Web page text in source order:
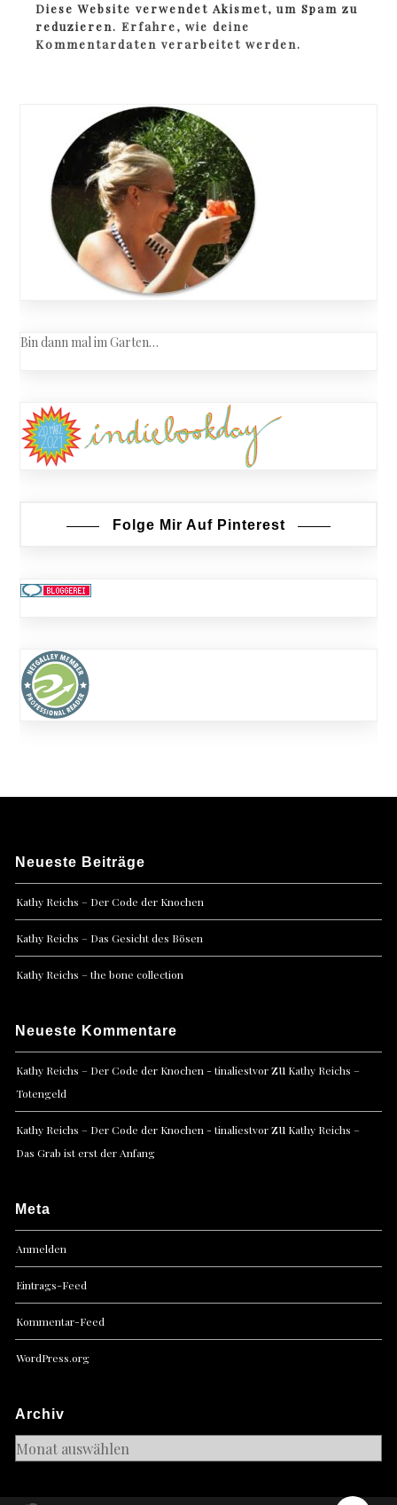
Diese Website verwendet Akismet, um Spam zu
reduzieren.Erfahre, wie deine
Kommentardaten verarbeitet werden.
Bin dann mal im Garten…
Folge Mir Auf Pinterest
Neueste Beiträge
Kathy Reichs – Der Code der Knochen
Kathy Reichs – Das Gesicht des Bösen
Kathy Reichs – the bone collection
Neueste Kommentare
Kathy Reichs – Der Code der Knochen - tinaliestvorzu Kathy Reichs –
Totengeld
Kathy Reichs – Der Code der Knochen - tinaliestvorzu Kathy Reichs –
Das Grab ist erst der Anfang
Meta
Anmelden
Eintrags-Feed
Kommentar-Feed
WordPress.org
Archiv
Archiv